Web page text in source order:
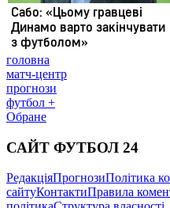
головна
матч-центр
прогнози
футбол +
Обране
САЙТ ФУТБОЛ 24
РедакціяПрогнозиПолітика
сайтуКонтактиПравила